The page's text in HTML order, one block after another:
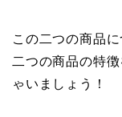
この二つの商品
二つの商品の特
ゃいましょう！